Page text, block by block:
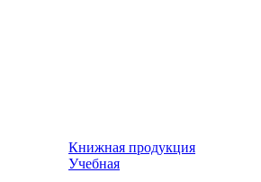
Книжная продукция
Учебная